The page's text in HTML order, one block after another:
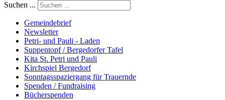
Suchen ...
Gemeindebrief
Newsletter
Petri- und Pauli - Laden
Suppentopf / Bergedorfer Tafel
Kita St. Petri und Pauli
Kirchspiel Bergedorf
Sonntagsspaziergang für Trauernde
Spenden / Fundraising
Bücherspenden